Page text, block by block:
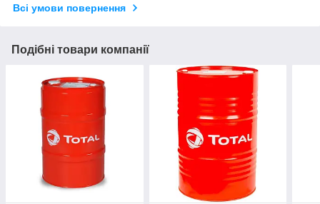
Всі умови повернення
Подібні товари компанії